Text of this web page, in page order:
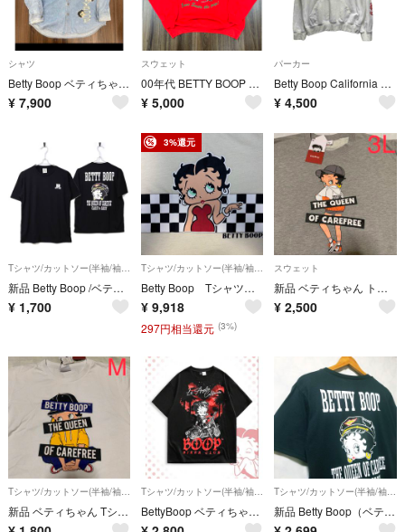
シャツ
Betty Boop ベティちゃん デニムシャツ 90s 両面プリント
¥ 7,900
スウェット
00年代 BETTY BOOP ベティーブープ キャラクタースウェットシャツ
¥ 5,000
パーカー
Betty Boop California プリントプルオーバーパーカー M
¥ 4,500
新品 Betty Boop /ベティ・ブープ Tシャツ：SIZE=LL
¥ 1,700
3%還元
Betty Boop Tシャツ ドレス チェッカーフラッグ プリント ストリート
¥ 9,918
297円相当還元 (3%)
スウェット
新品 ベティちゃん トレーナー 3L
¥ 2,500
Tシャツ/カットソー(半袖/袖なし)
新品 ベティちゃん Tシャツ M
Tシャツ/カットソー(半袖/袖なし)
BettyBoop ベティちゃん 半袖Tシャツ 男女兼用デザイン ブラック
Tシャツ/カットソー(半袖/袖なし)
新品 Betty Boop（ベティブープ）カットソー Tシャツ 春夏 M 黒色